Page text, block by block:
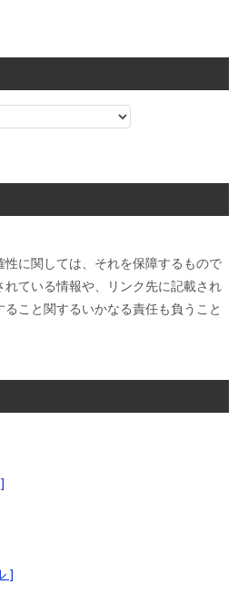
に関しては、それを保障するもので
ている情報や、リンク先に記載され
こと関するいかなる責任も負うこと
]